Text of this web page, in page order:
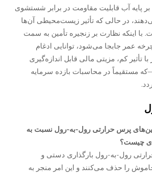
پایه آب قابلیت مقاومت در برابر شستشوی
در حالی که تأثیر زیست‌محیطی آن‌ها
با اینکه نظارت بر زنجیره تأمین به سمت
عمر جابجا می‌شود، توانایی ادغام
تأثیر کم، مزیتی مالی قابل اندازه‌گیری
در محاسبات بازده سرمایه
پرس حرارتی رول-به-رول نسبت به
چیست؟
رول-به-رول بارگذاری دستی و
را حذف می‌کنند و این امر منجر به